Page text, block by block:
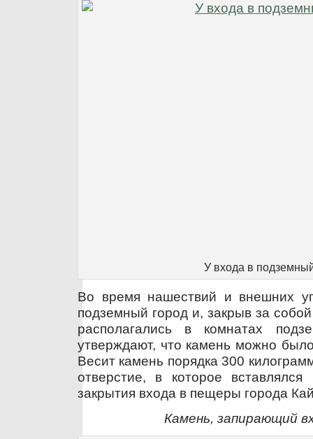
У входа в
Во время нашествий и внешних
подземный город и, закрыв за
располагались в комнатах
утверждают, что камень можно
Весит камень порядка 300
отверстие, в которое
закрытия входа в пещеры города
Камень, запирающий